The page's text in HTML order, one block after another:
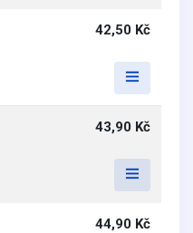
42,50 Kč
43,90 Kč
44,90 Kč